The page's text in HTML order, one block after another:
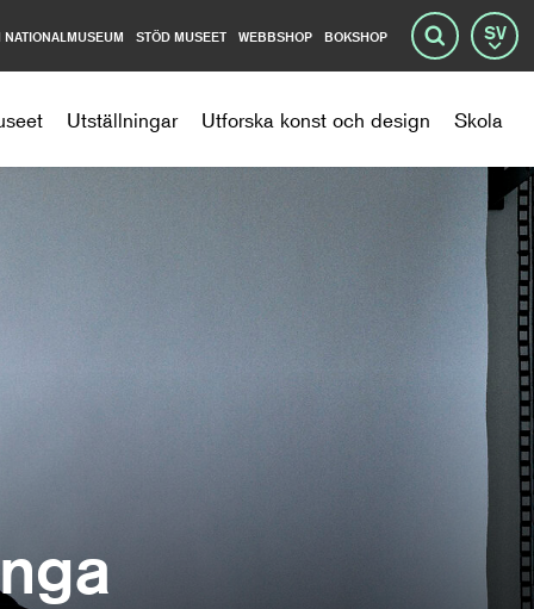
Utställningar Utforska konst och design Skola
NATIONALMUSEUM STÖD MUSEET WEBBSHOP BOKSHOP Sök